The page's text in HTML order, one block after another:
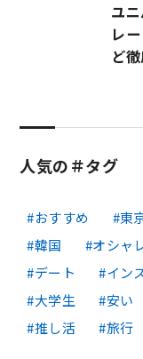
ユ
レ
ど
人気の＃タグ
おすすめ 東
韓国
オシャ
デート
イン
大学生
安い
推し活
旅行